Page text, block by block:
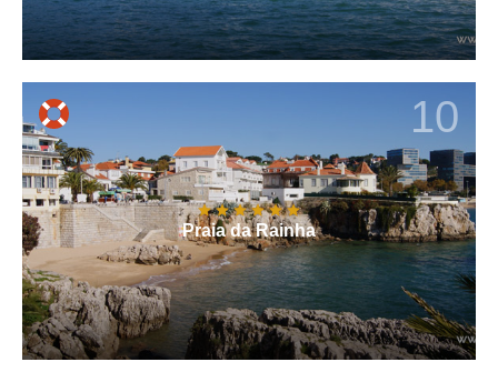
10
Praia da Rainha